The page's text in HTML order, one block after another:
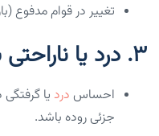
تغییر در قوام مدفوع
3. درد یا
احساس درد یا
جزئی روده باشد.